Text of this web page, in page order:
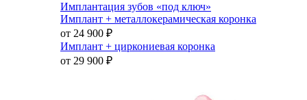
Имплантация зубов «под ключ»
Имплант + металлокерамическая коронка
от 24 900 ₽
Имплант + циркониевая коронка
от 29 900 ₽